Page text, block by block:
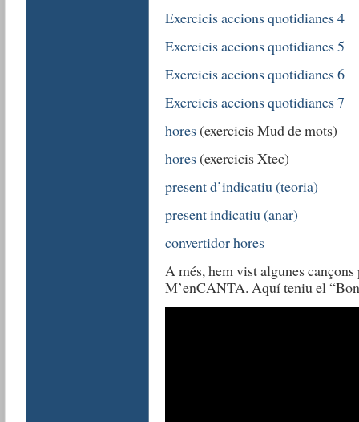
Exercicis accions quotidianes 4
Exercicis accions quotidianes 5
Exercicis accions quotidianes 6
Exercicis accions quotidianes 7
hores(exercicis Mud de mots)
hores(exercicis Xtec)
present d’indicatiu (teoria)
present indicatiu (anar)
convertidor hores
A més, hem vist algunes
M’enCANTA. Aquí teniu el